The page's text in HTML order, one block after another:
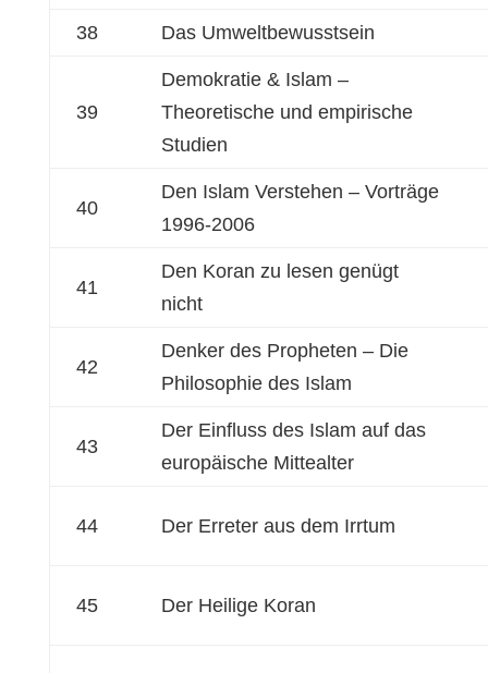
38 Das Umweltbewusstsein
39
Demokratie & Islam –
Theoretische und empirische
Studien
40
Den Islam Verstehen – Vorträge
1996-2006
41
Den Koran zu lesen genügt
nicht
42
Denker des Propheten – Die
Philosophie des Islam
43
Der Einfluss des Islam auf das
europäische Mittealter
44 Der Erreter aus dem Irrtum
45 Der Heilige Koran